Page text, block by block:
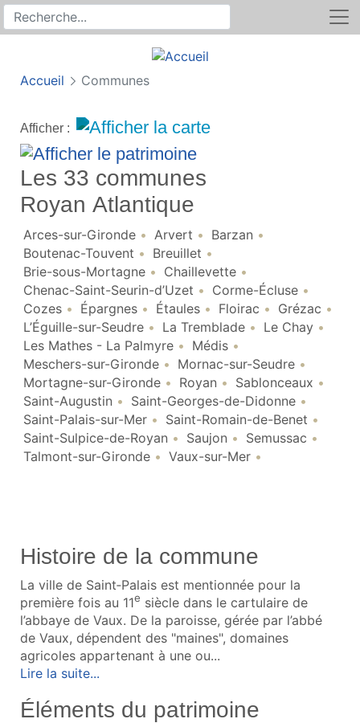
Recherche sur le site
Rechercher
Accueil Communes
Afficher :
Les 33 communes
Royan Atlantique
Arces-sur-Gironde Arvert
Barzan
Boutenac-Touvent
Breuillet
Brie-sous-Mortagne
Chaillevette
Chenac-Saint-Seurin-d’Uzet
Corme-Écluse
Cozes
Épargnes Étaules Floirac
Grézac
L’Éguille-sur-Seudre
La Tremblade
Le Chay
Les Mathes - La Palmyre
Médis
Meschers-sur-Gironde
Mornac-sur-Seudre
Mortagne-sur-Gironde
Royan
Sablonceaux
Saint-Augustin
Saint-Georges-de-Didonne
Saint-Palais-sur-Mer
Saint-Romain-de-Benet
Saint-Sulpice-de-Royan
Saujon
Semussac
Talmont-sur-Gironde
Vaux-sur-Mer
Histoire de la commune
La ville de Saint‑Palais est mentionnée pour la
première fois au 11e siècle dans le cartulaire de
l’abbaye de Vaux. De la paroisse, gérée par l’abbé
de Vaux, dépendent des "maines", domaines
agricoles appartenant à une ou...
Lire la suite...
Éléments du patrimoine